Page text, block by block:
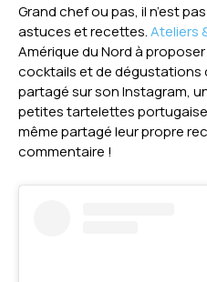
Grand chef ou pas, il n’est
astuces et recettes.Ateliers
Amérique du Nord à
cocktails et de dégustations
partagé sur son Instagram,
petites tartelettes
même partagé leur propre
commentaire !